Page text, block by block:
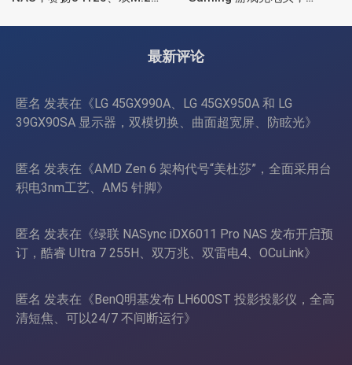
最新评论
匿名 发表在《LG 45GX990A、LG 45GX950A 和 LG
39GX90SA 显示器，双模切换、曲面超宽屏、防眩光》
匿名 发表在《AMD Zen 6 架构代号“美杜莎”，全面采用台
积电3nm工艺、AM5 针脚》
匿名 发表在《绿联 NASync iDX6011 Pro NAS 发布开启预
订，酷睿 Ultra 7 255H、双万兆、双雷电4、OCuLink》
匿名 发表在《BenQ明基发布 LH600ST 投影投影仪，全高
清短焦、可以24/7 不间断运行》